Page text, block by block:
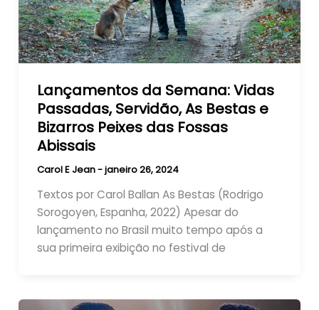
Lançamentos da Semana: Vidas
Passadas, Servidão, As Bestas e
Bizarros Peixes das Fossas
Abissais
Carol E Jean-janeiro 26, 2024
Textos por Carol Ballan As Bestas (Rodrigo
Sorogoyen, Espanha, 2022) Apesar do
lançamento no Brasil muito tempo após a
sua primeira exibição no festival de